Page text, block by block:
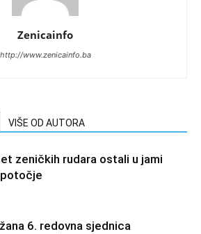
Zenicainfo
http://www.zenicainfo.ba
VIŠE OD AUTORA
zeničkih rudara ostali u jami
6. redovna sjednica